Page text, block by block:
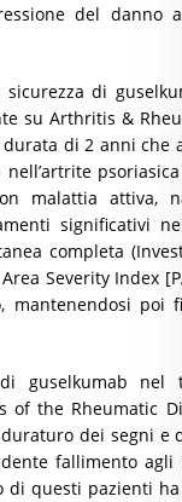
del danno
di
su Arthritis &
di 2 anni che
nell’artrite
malattia attiva,
significativi
completa
Severity Index
mantenendosi
guselkumab nel
the Rheumatic
dei segni
fallimento
di questi pazienti